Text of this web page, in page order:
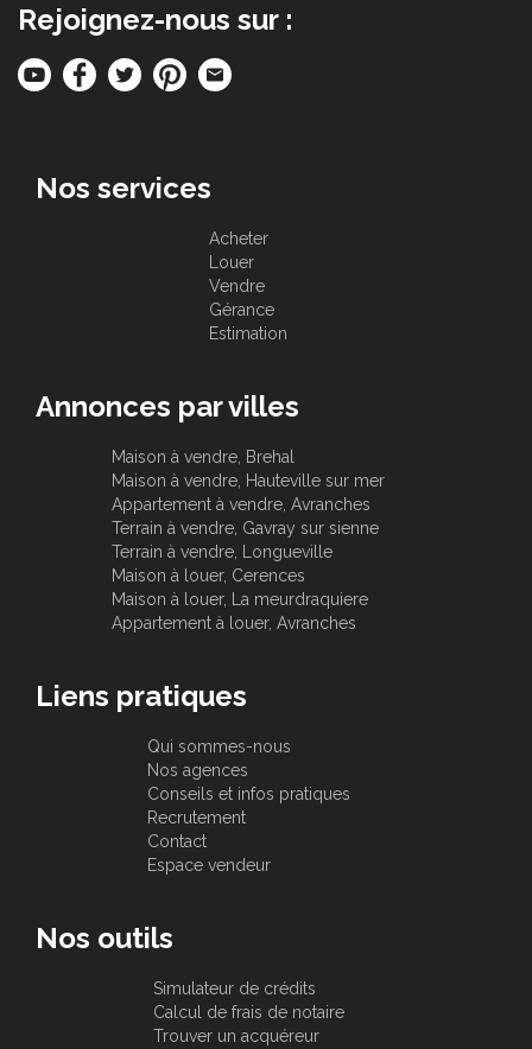
Rejoignez-nous sur :
Nos services
Acheter
Louer
Vendre
Gérance
Estimation
Annonces par villes
Maison à vendre, Brehal
Maison à vendre, Hauteville sur mer
Appartement à vendre, Avranches
Terrain à vendre, Gavray sur sienne
Terrain à vendre, Longueville
Maison à louer, Cerences
Maison à louer, La meurdraquiere
Appartement à louer, Avranches
Liens pratiques
Qui sommes-nous
Nos agences
Conseils et infos pratiques
Recrutement
Contact
Espace vendeur
Nos outils
Simulateur de crédits
Calcul de frais de notaire
Trouver un acquéreur